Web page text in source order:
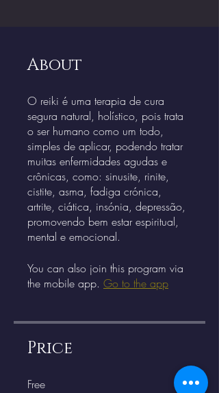
About
O reiki é uma terapia de cura
segura natural, holístico, pois trata
o ser humano como um todo,
simples de aplicar, podendo tratar
muitas enfermidades agudas e
crônicas, como: sinusite, rinite,
cistite, asma, fadiga crónica,
artrite, ciática, insónia, depressão,
promovendo bem estar espiritual,
You can also join this program via
the mobile app. Go to the app
Price
Free